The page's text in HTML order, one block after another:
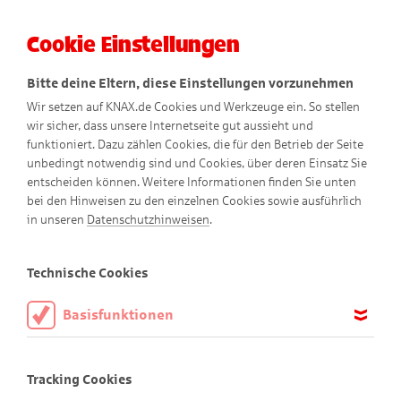
Gantenkiel erklärt
Cookie Einstellungen
Bitte deine Eltern, diese Einstellungen vorzunehmen
Wir setzen auf KNAX.de Cookies und Werkzeuge ein. So stellen
wir sicher, dass unsere Internetseite gut aussieht und
funktioniert. Dazu zählen Cookies, die für den Betrieb der Seite
unbedingt notwendig sind und Cookies, über deren Einsatz Sie
entscheiden können. Weitere Informationen finden Sie unten
bei den Hinweisen zu den einzelnen Cookies sowie ausführlich
in unseren Datenschutzhinweisen.
Technische Cookies
Basisfunktionen
aktiviert sein.
Tracking Cookies